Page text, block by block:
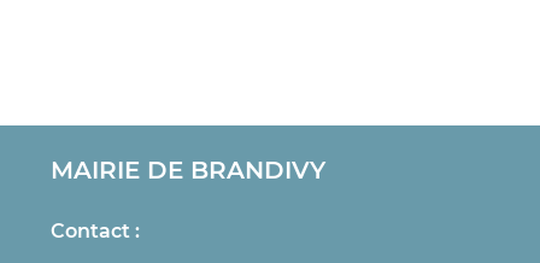
MAIRIE DE BRANDIVY
Contact :